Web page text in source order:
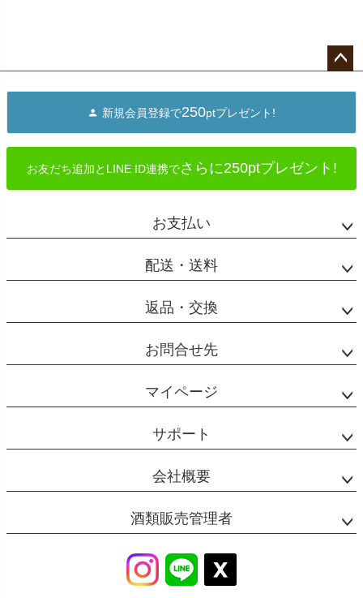
へ
新規会員登録で250ptプレゼント!
お友だち追加とLINE ID連携でさらに250ptプレゼント!
お支払い
配送・送料
返品・交換
お問合せ先
マイページ
サポート
会社概要
酒類販売管理者